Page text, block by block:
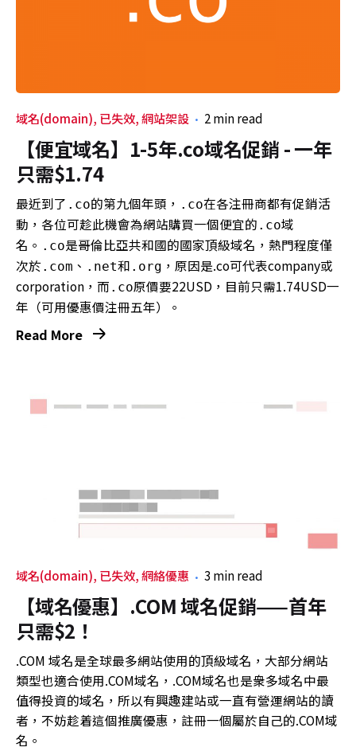
域名(domain) 已失效 網站架設 2 min read
【便宜域名】1-5年.co域名促銷 - 一年
只需$1.74
最近到了 .co的第九個年頭， .co在各注冊商都有促銷活
動，各位可趁此機會為網站購買一個便宜的 .co域
名。 .co是哥倫比亞共和國的國家頂級域名，熱門程度僅
次於.com 、 .net和 .org ，原因是.co可代表company或
corporation，而 .co原價要22USD，目前只需1.74USD一
年（可用優惠價注冊五年）。
Read More
域名(domain) 已失效 網絡優惠 3 min read
【域名優惠】.COM 域名促銷——首年
只需$2！
.COM 域名是全球最多網站使用的頂級域名，大部分網站
類型也適合使用.COM域名，.COM域名也是衆多域名中最
值得投資的域名，所以有興趣建站或一直有營運網站的讀
者，不妨趁着這個推廣優惠，註冊一個屬於自己的.COM域
名。